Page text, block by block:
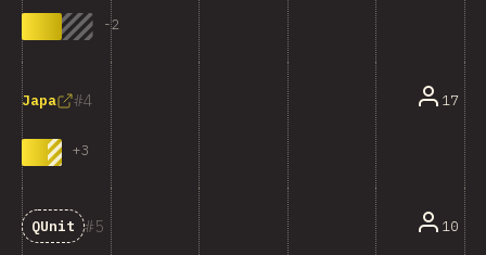
-2
4
Japa
+3
17
5
QUnit 10